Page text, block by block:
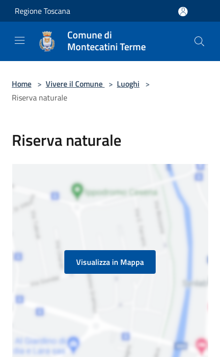
Salta al contenuto principale
Regione Toscana
Comune di
Montecatini Terme
Home > Vivere il Comune > Luoghi >
Riserva naturale
Riserva naturale
Visualizza in Mappa